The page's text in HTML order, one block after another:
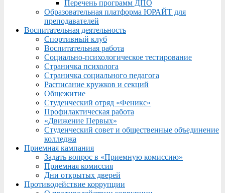
Перечень программ ДПО
Образовательная платформа ЮРАЙТ для
преподавателей
Воспитательная деятельность
Спортивный клуб
Воспитательная работа
Социально-психологическое тестирование
Страничка психолога
Страничка социального педагога
Расписание кружков и секций
Общежитие
Студенческий отряд «Феникс»
Профилактическая работа
«Движение Первых»
Студенческий совет и общественные объединение
колледжа
Приемная кампания
Задать вопрос в «Приемную комиссию»
Приемная комиссия
Дни открытых дверей
Противодействие коррупции